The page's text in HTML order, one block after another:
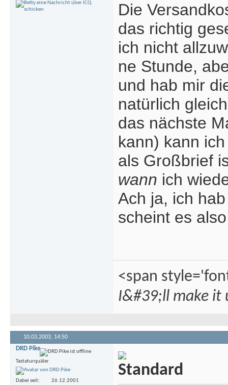
Die
das richtig
ich nicht
ne Stunde,
und hab mir
natürlich
das nächste
kann) kann
als Großbrief
wann ich
Ach ja, ich
scheint es
<span
I&#39;ll make it
10.03.2003, 14:50
DRD Pike
Tastaturquäler
Dabei seit
26.12.2001